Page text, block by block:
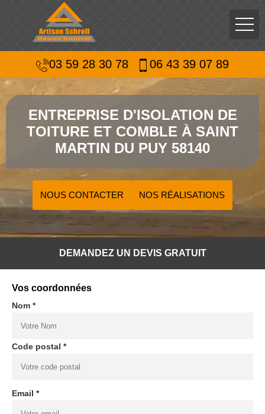
03 59 28 30 78 06 43 39 07 89
ENTREPRISE D'ISOLATION DE
TOITURE ET COMBLE À SAINT
MARTIN DU PUY 58140
NOUS CONTACTER NOS RÉALISATIONS
DEMANDEZ UN DEVIS GRATUIT
Vos coordonnées
Nom *
Code postal *
Email *